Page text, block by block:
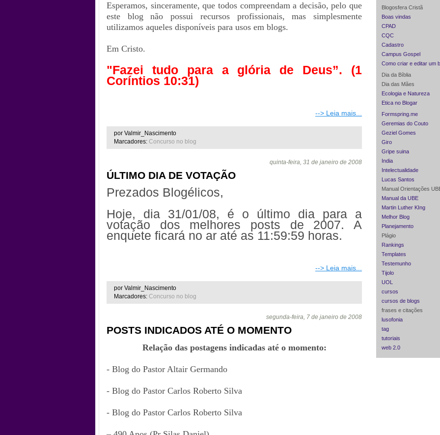
Esperamos, sinceramente, que todos compreendam a decisão, pelo que
este blog não possui recursos profissionais, mas simplesmente
utilizamos aqueles disponíveis para usos em blogs.
Em Cristo.
"Fazei tudo para a glória de Deus”. (1
Coríntios 10:31)
--> Leia mais...
por Valmir_Nascimento
Marcadores: Concurso no blog
quinta-feira, 31 de janeiro de 2008
ÚLTIMO DIA DE VOTAÇÃO
Prezados Blogélicos,
Hoje, dia 31/01/08, é o último dia para a
votação dos melhores posts de 2007. A
enquete ficará no ar até as 11:59:59 horas.
--> Leia mais...
por Valmir_Nascimento
Marcadores: Concurso no blog
segunda-feira, 7 de janeiro de 2008
POSTS INDICADOS ATÉ O MOMENTO
Relação das postagens indicadas até o momento:
- Blog do Pastor Altair Germando
- Blog do Pastor Carlos Roberto Silva
- Blog do Pastor Carlos Roberto Silva
Blogosfera Cristã
Boas vindas
CPAD
CQC
Cadastro
Campus Gospel
Como criar e editar um
Dia da Bíblia
Dia das Mães
Ecologia e Natureza
Etica no Blogar
Formspring.me
Geremias do Couto
Geziel Gomes
Giro
Gripe suina
India
Intelectualidade
Lucas Santos
Manual Orientações
Manual da UBE
Martin Luther KIng
Melhor Blog
Planejamento
Plágio
Rankings
Templates
Testemunho
Tijolo
UOL
cursos
cursos de blogs
frases e citações
lusofonia
tag
tutoriais
web 2.0